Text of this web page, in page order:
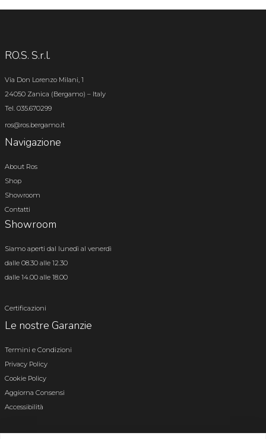
RO.S. S.r.l.
Via Don Lorenzo Milani, 1
24050 Zanica (Bergamo) – Italy
Tel. 035.670299
ros@ros.bergamo.it
Navigazione
About Ros
Shop
Showroom
Contatti
Showroom
Siamo aperti dal lunedì al venerdì
dalle 08.30 alle 12.30
dalle 14.00 alle 18.00
Certificazioni
Le nostre Garanzie
Termini e Condizioni
Privacy Policy
Cookie Policy
Aggiorna Consensi
Accessibilità